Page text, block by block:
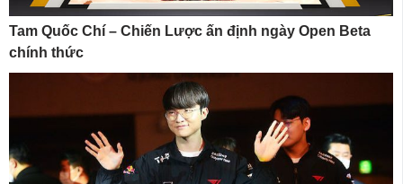
Tam Quốc Chí – Chiến Lược ấn định ngày Open Beta
chính thức